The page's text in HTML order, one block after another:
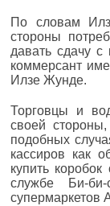
По словам
стороны
давать сдачу с
коммерсант
Илзе Жунде.
Торговцы и
своей
подобных
кассиров как
купить
службе Би-
супермаркетов